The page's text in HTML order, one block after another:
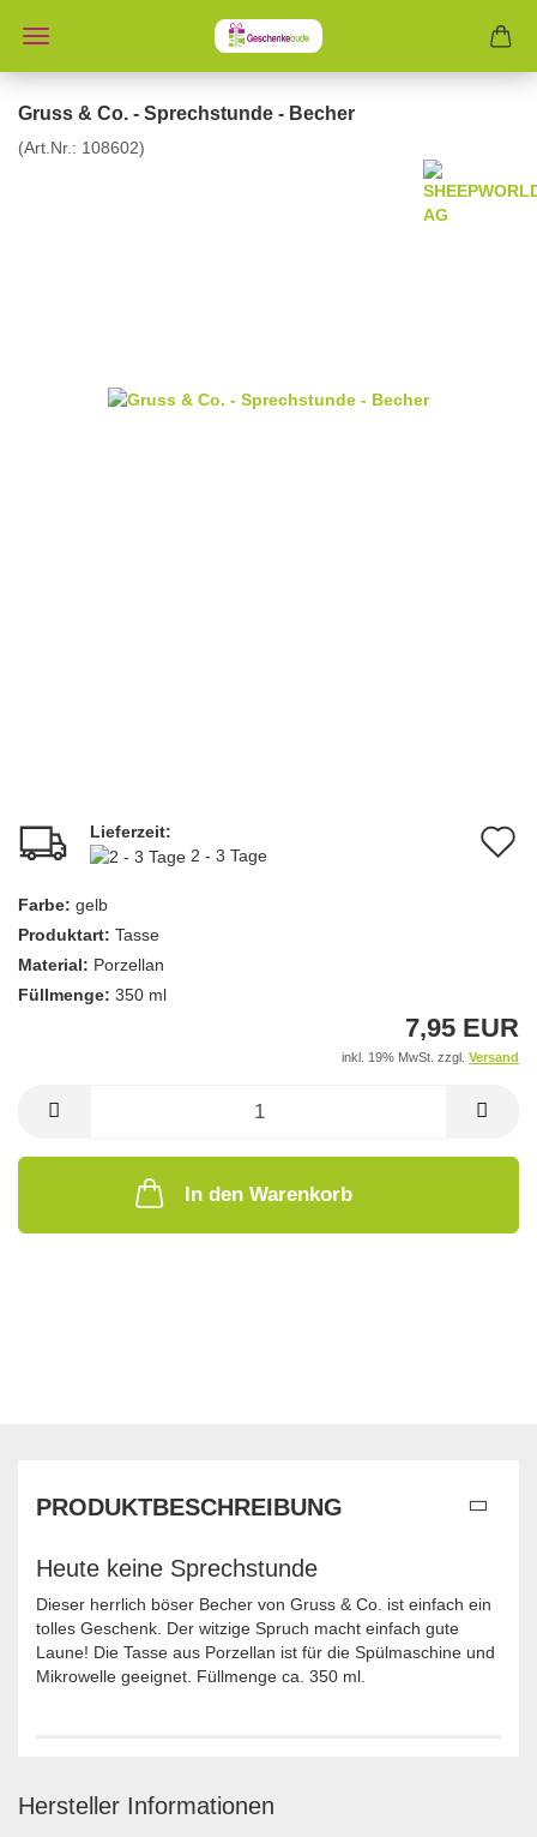
Gruss & Co. - Sprechstunde - Becher
(Art.Nr.: 108602)
Lieferzeit:
2 - 3 Tage
Farbe: gelb
Produktart: Tasse
Material: Porzellan
Füllmenge: 350 ml
7,95 EUR
inkl. 19% MwSt. zzgl. Versand
In den Warenkorb
PRODUKTBESCHREIBUNG
Heute keine Sprechstunde
Dieser herrlich böser Becher von Gruss & Co. ist einfach ein
tolles Geschenk. Der witzige Spruch macht einfach gute
Laune! Die Tasse aus Porzellan ist für die Spülmaschine und
Mikrowelle geeignet. Füllmenge ca. 350 ml.
Hersteller Informationen